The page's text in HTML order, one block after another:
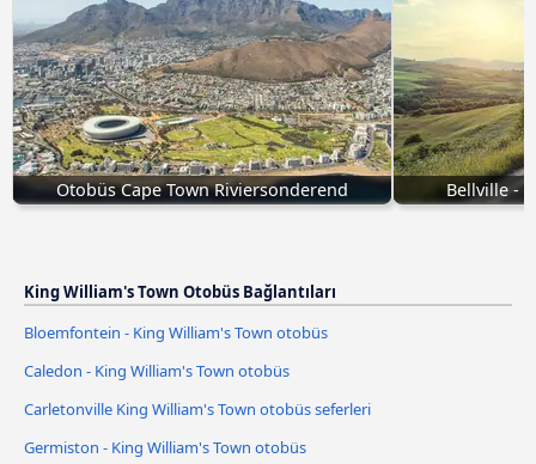
Otobüs Cape Town Riviersonderend Bellville -
King William's Town Otobüs Bağlantıları
Bloemfontein - King William's Town otobüs
Caledon - King William's Town otobüs
Carletonville King William's Town otobüs seferleri
Germiston - King William's Town otobüs